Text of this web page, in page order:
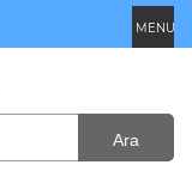
MENU
Ara